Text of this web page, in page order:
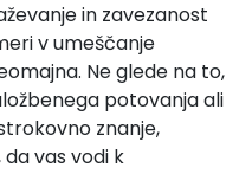
in zavezanost
v umeščanje
Ne glede na to,
potovanja ali
znanje,
vas vodi k